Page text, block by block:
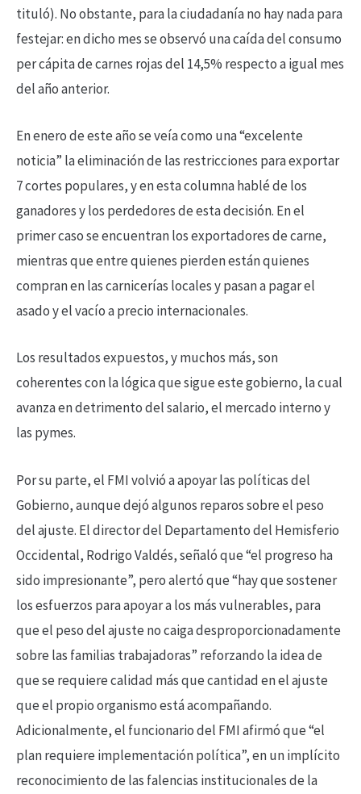
tituló). No obstante, para la ciudadanía no hay nada para
festejar: en dicho mes se observó una caída del consumo
per cápita de carnes rojas del 14,5% respecto a igual mes
del año anterior.
En enero de este año se veía como una “excelente
noticia” la eliminación de las restricciones para exportar
7 cortes populares, y en esta columna hablé de los
ganadores y los perdedores de esta decisión. En el
primer caso se encuentran los exportadores de carne,
mientras que entre quienes pierden están quienes
compran en las carnicerías locales y pasan a pagar el
asado y el vacío a precio internacionales.
Los resultados expuestos, y muchos más, son
coherentes con la lógica que sigue este gobierno, la cual
avanza en detrimento del salario, el mercado interno y
las pymes.
Por su parte, el FMI volvió a apoyar las políticas del
Gobierno, aunque dejó algunos reparos sobre el peso
del ajuste. El director del Departamento del Hemisferio
Occidental, Rodrigo Valdés, señaló que “el progreso ha
sido impresionante”, pero alertó que “hay que sostener
los esfuerzos para apoyar a los más vulnerables, para
que el peso del ajuste no caiga desproporcionadamente
sobre las familias trabajadoras” reforzando la idea de
que se requiere calidad más que cantidad en el ajuste
que el propio organismo está acompañando.
Adicionalmente, el funcionario del FMI afirmó que “el
plan requiere implementación política”, en un implícito
reconocimiento de las falencias institucionales de la